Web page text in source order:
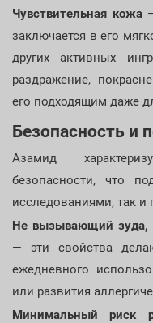
Чувствительная кожа—
заключается в его
других активных
раздражение,
его подходящим даже
Безопасность и
Азамид
безопасности, что
исследованиями, так
Не вызывающий зуда,
— эти свойства
ежедневного
или развития
Минимальный риск